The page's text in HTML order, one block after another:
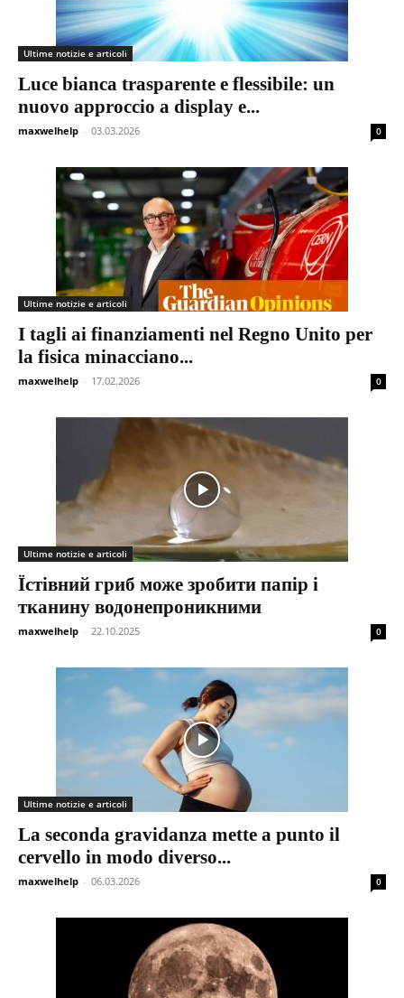
Ultime notizie e articoli
Luce bianca trasparente e flessibile: un
nuovo approccio a display e...
maxwelhelp - 03.03.2026 0
Ultime notizie e articoli
I tagli ai finanziamenti nel Regno Unito per
la fisica minacciano...
maxwelhelp - 17.02.2026 0
Ultime notizie e articoli
Їстівний гриб може зробити папір і
тканину водонепроникними
maxwelhelp - 22.10.2025 0
Ultime notizie e articoli
La seconda gravidanza mette a punto il
cervello in modo diverso...
maxwelhelp - 06.03.2026 0